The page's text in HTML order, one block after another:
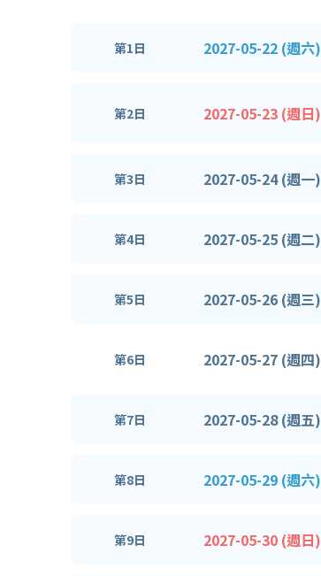
第1日 2027-05-22 (週六)
第2日 2027-05-23 (週日)
第3日 2027-05-24 (週一)
第4日 2027-05-25 (週二)
第5日 2027-05-26 (週三)
第6日 2027-05-27 (週四)
第7日 2027-05-28 (週五)
第8日 2027-05-29 (週六)
第9日 2027-05-30 (週日)